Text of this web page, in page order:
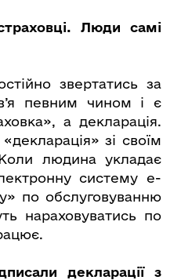
Люди самі
звертатись за
певним чином і є
а декларація.
зі своїм
людина укладає
систему е-
по обслуговуванню
нараховуватись по
декларації з